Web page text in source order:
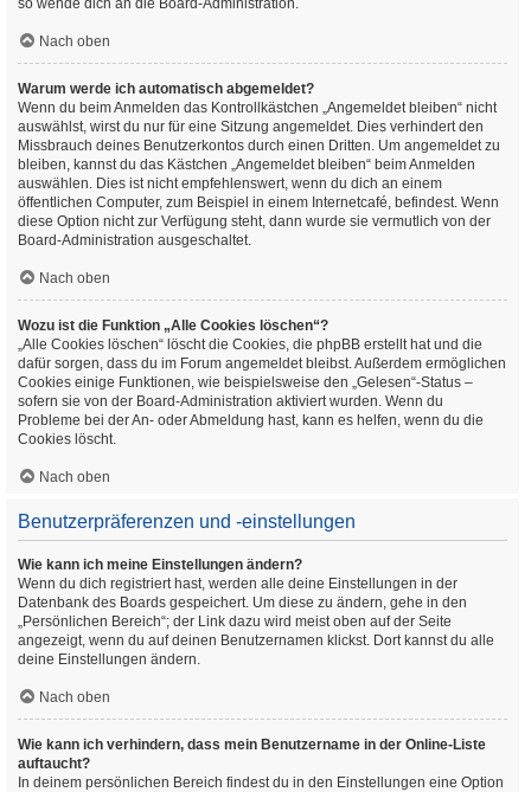
so wende dich an die Board-Administration.
Nach oben
Warum werde ich automatisch abgemeldet?
Wenn du beim Anmelden das Kontrollkästchen „Angemeldet bleiben“ nicht
auswählst, wirst du nur für eine Sitzung angemeldet. Dies verhindert den
Missbrauch deines Benutzerkontos durch einen Dritten. Um angemeldet zu
bleiben, kannst du das Kästchen „Angemeldet bleiben“ beim Anmelden
auswählen. Dies ist nicht empfehlenswert, wenn du dich an einem
öffentlichen Computer, zum Beispiel in einem Internetcafé, befindest. Wenn
diese Option nicht zur Verfügung steht, dann wurde sie vermutlich von der
Board-Administration ausgeschaltet.
Nach oben
Wozu ist die Funktion „Alle Cookies löschen“?
„Alle Cookies löschen“ löscht die Cookies, die phpBB erstellt hat und die
dafür sorgen, dass du im Forum angemeldet bleibst. Außerdem ermöglichen
Cookies einige Funktionen, wie beispielsweise den „Gelesen“-Status –
sofern sie von der Board-Administration aktiviert wurden. Wenn du
Probleme bei der An- oder Abmeldung hast, kann es helfen, wenn du die
Cookies löscht.
Nach oben
Benutzerpräferenzen und -einstellungen
Wie kann ich meine Einstellungen ändern?
Wenn du dich registriert hast, werden alle deine Einstellungen in der
Datenbank des Boards gespeichert. Um diese zu ändern, gehe in den
„Persönlichen Bereich“; der Link dazu wird meist oben auf der Seite
angezeigt, wenn du auf deinen Benutzernamen klickst. Dort kannst du alle
deine Einstellungen ändern.
Nach oben
Wie kann ich verhindern, dass mein Benutzername in der Online-Liste
auftaucht?
In deinem persönlichen Bereich findest du in den Einstellungen eine Option